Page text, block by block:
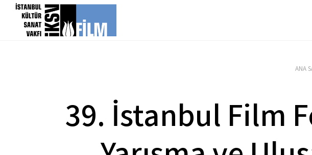
icerigi atla
ANA
39. İstanbul Film